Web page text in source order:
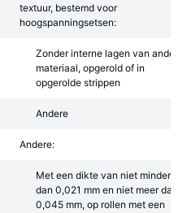
textuur, bestemd voor
hoogspanningsetsen:
Zonder interne lagen van ander
materiaal, opgerold of in
opgerolde strippen
Andere
Andere:
Met een dikte van niet minder
dan 0,021 mm en niet meer dan
0,045 mm, op rollen met een